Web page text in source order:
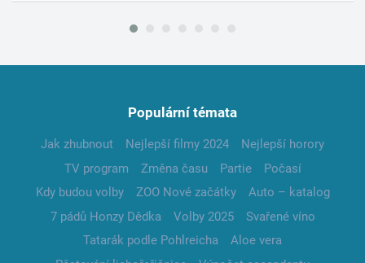
Populární témata
Jak zhubnout Nejlepší filmy 2024
Nejlepší horory
TV program
Změna času Partie
Počasí
Kdy budou volby
ZOO Nové začátky
Auto – katalog
7 pádů Honzy Dědka
Volby 2025
Svařené víno
Tatarák podle Pohlreicha
Aloe vera